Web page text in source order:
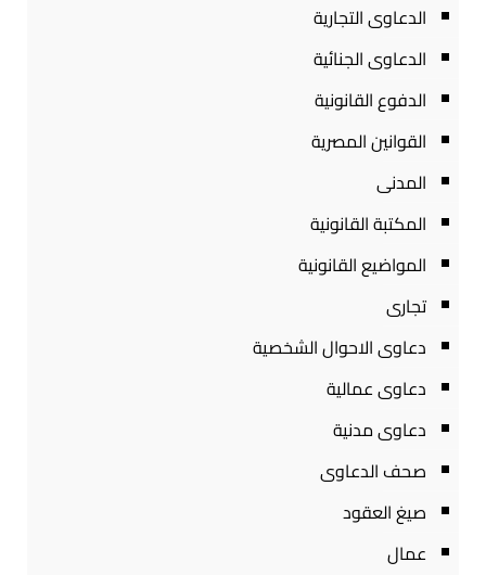
الدعاوى التجارية
الدعاوى الجنائية
الدفوع القانونية
القوانين المصرية
المدنى
المكتبة القانونية
المواضيع القانونية
تجارى
دعاوى الاحوال الشخصية
دعاوى عمالية
دعاوى مدنية
صحف الدعاوى
صيغ العقود
عمال